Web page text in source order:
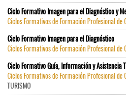
Ciclo Formativo Imagen para el Diagnóstico y
Ciclos Formativos de Formación Profesional de
Ciclo Formativo Imagen para el Diagnóstico
Ciclos Formativos de Formación Profesional de
Ciclo Formativo Guía, Información y Asistencia
Ciclos Formativos de Formación Profesional de
TURISMO